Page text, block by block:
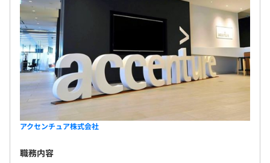
アクセンチュア株式会社
職務内容